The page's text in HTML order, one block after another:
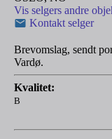
Vis selgers andre
Kontakt selger
Brevomslag, sendt
Vardø.
Kvalitet:
B